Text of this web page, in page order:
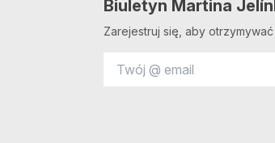
Biuletyn Martina
Zarejestruj się, aby